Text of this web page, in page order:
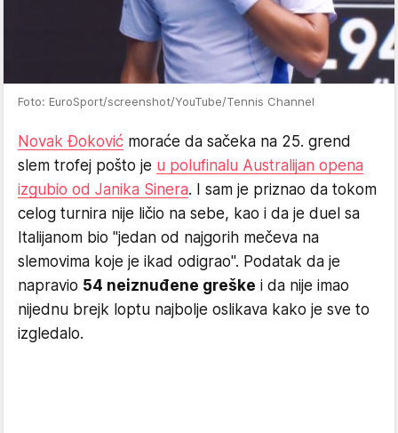
Foto: EuroSport/screenshot/YouTube/Tennis Channel
Novak Đoković moraće da sačeka na 25. grend
slem trofej pošto je u polufinalu Australijan opena
izgubio od Janika Sinera. I sam je priznao da tokom
celog turnira nije ličio na sebe, kao i da je duel sa
Italijanom bio "jedan od najgorih mečeva na
slemovima koje je ikad odigrao". Podatak da je
napravio 54 neiznuđene greške i da nije imao
nijednu brejk loptu najbolje oslikava kako je sve to
izgledalo.